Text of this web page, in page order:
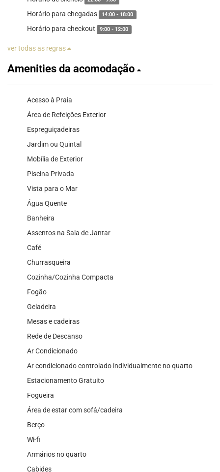
Horário para chegadas 14:00 - 18:00
Horário para checkout 9:00 - 12:00
ver todas as regras
Amenities da acomodação
Acesso à Praia
Área de Refeições Exterior
Espreguiçadeiras
Jardim ou Quintal
Mobília de Exterior
Piscina Privada
Vista para o Mar
Água Quente
Banheira
Assentos na Sala de Jantar
Café
Churrasqueira
Cozinha/Cozinha Compacta
Fogão
Geladeira
Mesas e cadeiras
Rede de Descanso
Ar Condicionado
Ar condicionado controlado individualmente no quarto
Estacionamento Gratuito
Fogueira
Área de estar com sofá/cadeira
Berço
Wi-fi
Armários no quarto
Cabides